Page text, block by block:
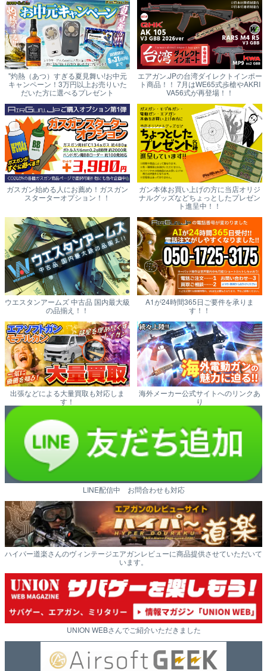
"灼熱（あつ）すぎる夏見舞い!お中元
キャンペーン！3万円以上お売りいた
だいた方に選べるプレゼント
エアガン.JPの台湾ダイレクトインポー
ト商品！！ 7月はWE65式歩槍やAKRI
VA56式が再登場！！
ガスガン始める人にお薦め！ガスガン
スターターオプション！！
ガン本体お買い上げの方に当店オリジ
ナルグッズなどちょっとしたプレゼン
ト進呈中！！
ウエスタンアームズ 中古品 国内最大級
の品揃え！！
A1が24時間365日ご要件を承りま
す！！
出張などによる大量買取も対応しま
す！
海外メーカー公式サイトへのリンクあ
り
LINE配信中 お問合わせも対応
ハイパー道楽さんのヴィンテージエアガンレビューに商品提供させていただいて
います。
UNION WEBさんでご紹介いただきました